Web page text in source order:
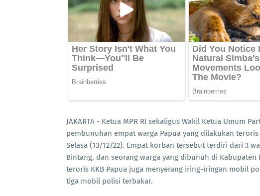
JAKARTA - Ketua MPR RI sekaligus Wakil Ketua Umum
pembunuhan empat warga Papua yang dilakukan
Selasa (13/12/22). Empat korban tersebut terdiri dari 3
Bintang, dan seorang warga yang dibunuh di
teroris KKB Papua juga menyerang iring-iringan mobil
tiga mobil polisi terbakar.